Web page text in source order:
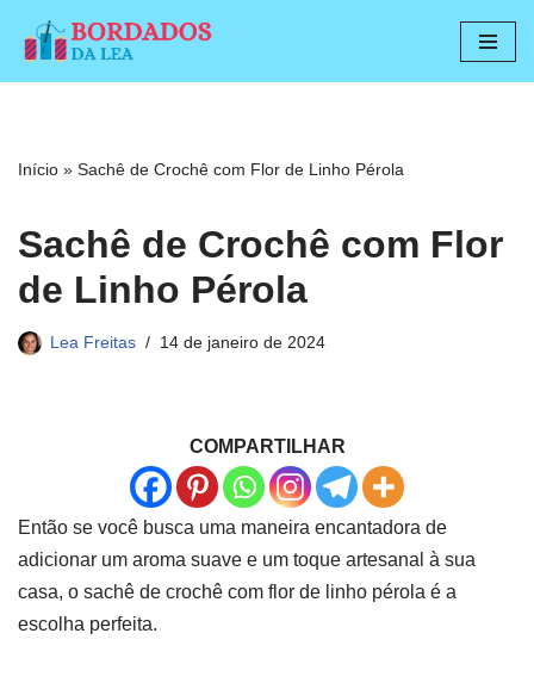
Pular
conteúdo
Início » Sachê de Crochê com Flor de Linho Pérola
Sachê de Crochê com Flor
de Linho Pérola
Lea Freitas 14 de janeiro de 2024
COMPARTILHAR
Então se você busca uma maneira encantadora de
adicionar um aroma suave e um toque artesanal à sua
casa, o sachê de crochê com flor de linho pérola é a
escolha perfeita.